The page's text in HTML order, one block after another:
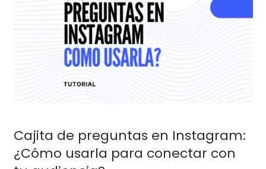
Cajita de preguntas en Instagram:
¿Cómo usarla para conectar con